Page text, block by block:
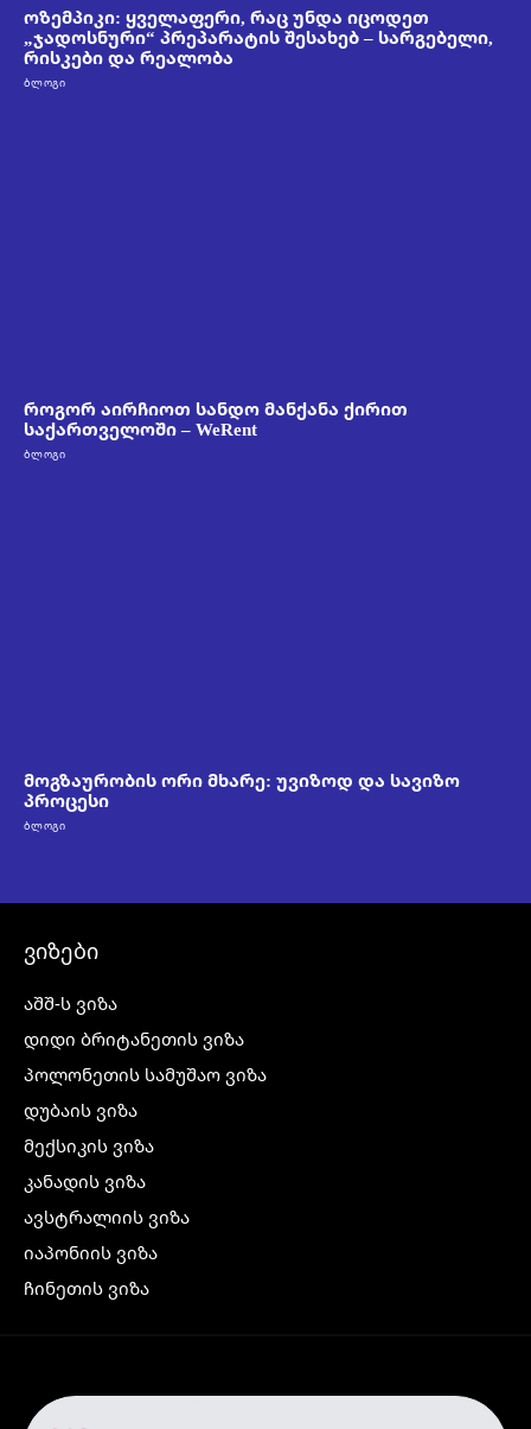
ოზემპიკი: ყველაფერი, რაც უნდა იცოდეთ
„ჯადოსნური“ პრეპარატის შესახებ – სარგებელი,
რისკები და რეალობა
ᲑᲚᲝᲒᲘ
როგორ აირჩიოთ სანდო მანქანა ქირით
საქართველოში – WeRent
ᲑᲚᲝᲒᲘ
მოგზაურობის ორი მხარე: უვიზოდ და სავიზო
პროცესი
ᲑᲚᲝᲒᲘ
ვიზები
აშშ-ს ვიზა
დიდი ბრიტანეთის ვიზა
პოლონეთის სამუშაო ვიზა
დუბაის ვიზა
მექსიკის ვიზა
კანადის ვიზა
ავსტრალიის ვიზა
იაპონიის ვიზა
ჩინეთის ვიზა
ჩრდილოეთ ირლანდიის ვიზა